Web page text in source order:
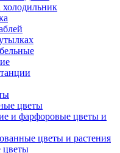
цветы
и фарфоровые цветы и
цветы и растения
цветы